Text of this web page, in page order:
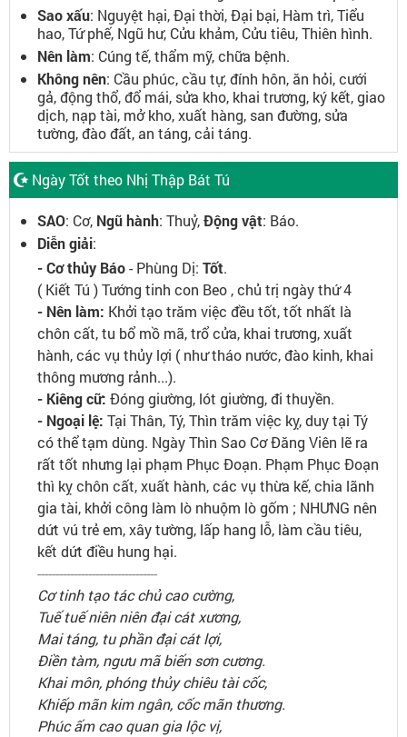
Sao xấu: Nguyệt hại, Đại thời, Đại bại, Hàm trì, Tiểu
hao, Tứ phế, Ngũ hư, Cửu khảm, Cửu tiêu, Thiên hình.
Nên làm: Cúng tế, thẩm mỹ, chữa bệnh.
Không nên: Cầu phúc, cầu tự, đính hôn, ăn hỏi, cưới
gả, động thổ, đổ mái, sửa kho, khai trương, ký kết, giao
dịch, nạp tài, mở kho, xuất hàng, san đường, sửa
tường, đào đất, an táng, cải táng.
Ngày Tốt theo Nhị Thập Bát Tú
SAO: Cơ, Ngũ hành: Thuỷ,Động vật: Báo.
Diễn giải:
- Cơ thủy Báo- Phùng Dị: Tốt.
( Kiết Tú ) Tướng tinh con Beo , chủ trị ngày thứ 4
- Nên làm: Khởi tạo trăm việc đều tốt, tốt nhất là
chôn cất, tu bổ mồ mã, trổ cửa, khai trương, xuất
hành, các vụ thủy lợi ( như tháo nước, đào kinh, khai
thông mương rảnh...).
- Kiêng cữ: Đóng giường, lót giường, đi thuyền.
- Ngoại lệ: Tại Thân, Tý, Thìn trăm việc kỵ, duy tại Tý
có thể tạm dùng. Ngày Thìn Sao Cơ Đăng Viên lẽ ra
rất tốt nhưng lại phạm Phục Đoạn. Phạm Phục Đoạn
thì kỵ chôn cất, xuất hành, các vụ thừa kế, chia lãnh
gia tài, khởi công làm lò nhuộm lò gốm ; NHƯNG nên
dứt vú trẻ em, xây tường, lấp hang lỗ, làm cầu tiêu,
kết dứt điều hung hại.
---------------------------------
Cơ tinh tạo tác chủ cao cường,
Tuế tuế niên niên đại cát xương,
Mai táng, tu phần đại cát lợi,
Điền tàm, ngưu mã biến sơn cương.
Khai môn, phóng thủy chiêu tài cốc,
Khiếp mãn kim ngân, cốc mãn thương.
Phúc ấm cao quan gia lộc vị,